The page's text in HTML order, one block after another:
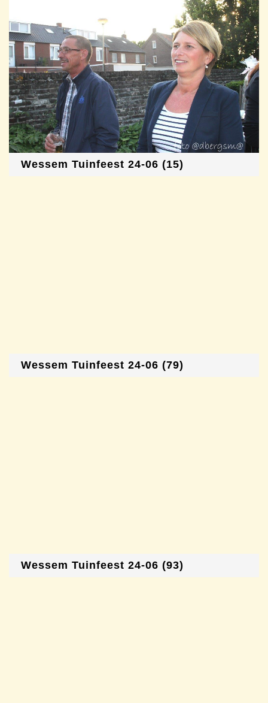
Wessem Tuinfeest 24-06 (15)
Wessem Tuinfeest 24-06 (79)
Wessem Tuinfeest 24-06 (93)